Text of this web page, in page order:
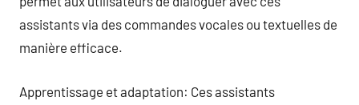
assistants via des commandes vocales ou textuelles de
manière efficace.
Apprentissage et adaptation: Ces assistants